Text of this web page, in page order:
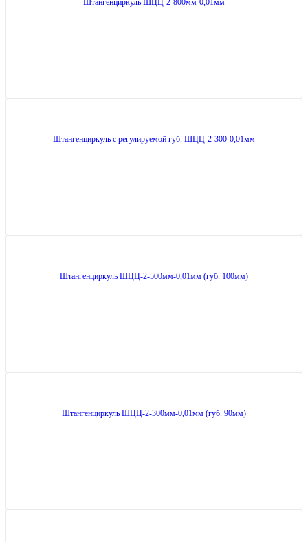
Штангенциркуль ШЦЦ-2-800мм-0,01мм
Штангенциркуль с регулируемой губ. ШЦЦ-2-300-0,01мм
Штангенциркуль ШЦЦ-2-500мм-0,01мм (губ. 100мм)
Штангенциркуль ШЦЦ-2-300мм-0,01мм (губ. 90мм)